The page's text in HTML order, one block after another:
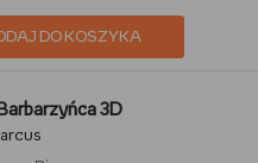
DO KOSZYKA
3D